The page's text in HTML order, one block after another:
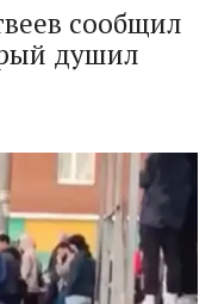
сообщил
душил